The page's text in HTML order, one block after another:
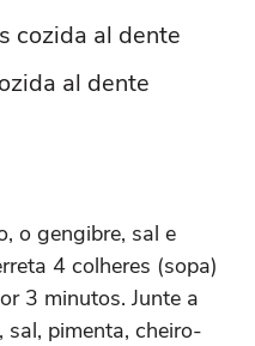
cozida al dente
al dente
o gengibre, sal e
4 colheres (sopa)
3 minutos. Junte a
pimenta, cheiro-